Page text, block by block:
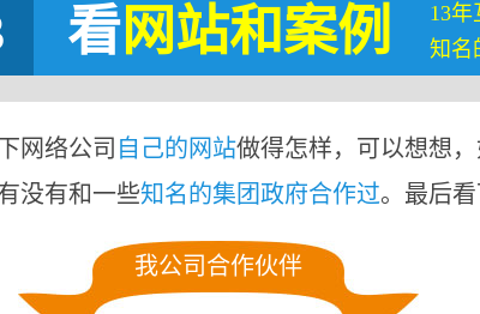
看网站和案例
13年
知名
网络公司 自己的网站做得怎样，可以想想
没有和一些知名的集团政府合作过。最后
我公司合作伙伴